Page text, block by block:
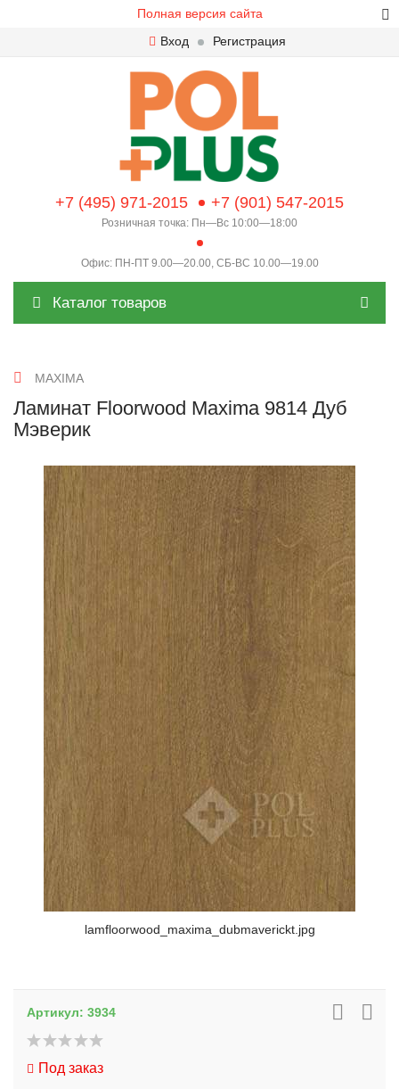
Полная версия сайта
Вход
Регистрация
+7 (495) 971-2015 +7 (901) 547-2015
Розничная точка: Пн—Вс 10:00—18:00
Офис: ПН-ПТ 9.00—20.00, СБ-ВС 10.00—19.00
Каталог товаров
MAXIMA
Ламинат Floorwood Maxima 9814 Дуб
Мэверик
lamfloorwood_maxima_dubmaverickt.jpg
Артикул: 3934
Под заказ